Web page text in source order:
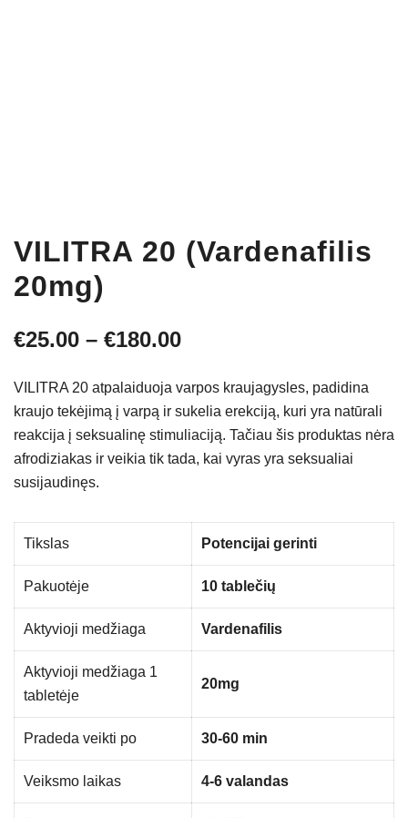
VILITRA 20 (Vardenafilis
20mg)
€25.00 – €180.00Price
€25.00
through
VILITRA 20 atpalaiduoja varpos kraujagysles, padidina
kraujo tekėjimą į varpą ir sukelia erekciją, kuri yra natūrali
reakcija į seksualinę stimuliaciją. Tačiau šis produktas nėra
afrodiziakas ir veikia tik tada, kai vyras yra seksualiai
susijaudinęs.
Tikslas Potencijai gerinti
Pakuotėje 10 tablečių
Aktyvioji medžiaga Vardenafilis
Aktyvioji medžiaga 1
tabletėje
20mg
Pradeda veikti po 30-60 min
Veiksmo laikas 4-6 valandas